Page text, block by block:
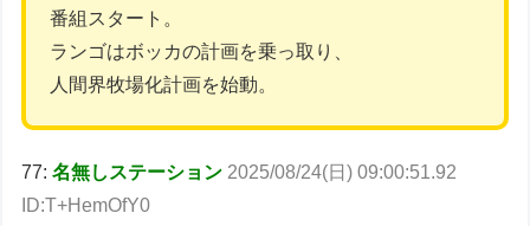
番組スタート。
ランゴはボッカの計画を乗っ取り、
人間界牧場化計画を始動。
77:名無しステーション 2025/08/24(日) 09:00:51.92
ID:T+HemOfY0